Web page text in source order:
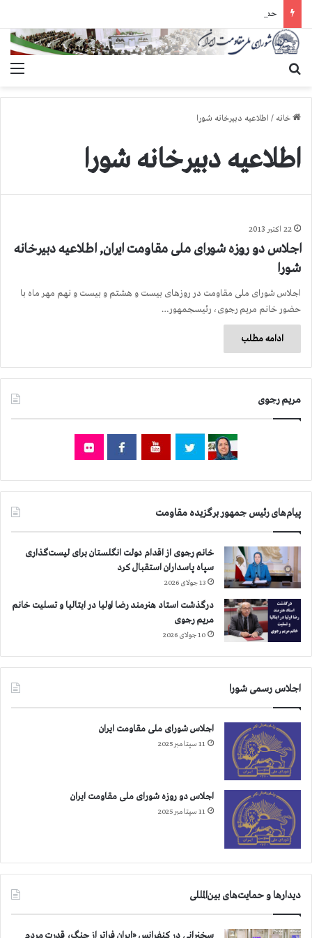
خانه / اطلاعیه دبیرخانه شورا
اطلاعیه دبیرخانه شورا
22 اکتبر 2013
اجلاس دو روزه شورای ملی مقاومت ایران, اطلاعیه دبیرخانه
شورا
اجلاس شورای ملی مقاومت در روزهای بیست و هشتم و بیست و نهم مهر ماه با
حضور خانم مریم رجوی، رئیسجمهور…
ادامه مطلب
مریم رجوی
پیام‌های رئیس جمهور برگزیده مقاومت
خانم رجوی از اقدام دولت انگلستان برای لیست‌گذاری
سپاه پاسداران استقبال کرد
13 جولای 2026
درگذشت استاد هنرمند رضا اولیا در ایتالیا و تسلیت خانم
مریم رجوی
10 جولای 2026
اجلاس رسمی شورا
اجلاس شورای ملی مقاومت ایران
11 سپتامبر 2025
اجلاس دو روزه شورای ملی مقاومت ایران
11 سپتامبر 2025
دیدارها و حمایت‌های بین‌المللی
سخنرانی در کنفرانس «ایران فراتر از جنگ، قدرت مردم